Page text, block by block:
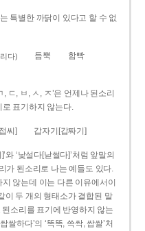
특별한 까닭이 있다고 할 수 없
다) 듬뿍
함빡
, ㄷ, ㅂ, ㅅ, ㅈ’은 언제나 된소리
표기하지 않는다.
씨] 갑자기[갑짜기]
와 ‘낯설다[낟썰다]’처럼 앞말의
가 된소리로 나는 예들도 있다.
않는데 이는 다른 이유에서이
이 두 개의 형태소가 결합된 말
된소리를 표기에 반영하지 않는
쌀하다’의 ‘똑똑, 쓱싹, 쌉쌀’처